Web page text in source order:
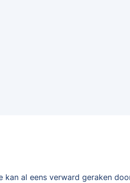
al eens verward geraken